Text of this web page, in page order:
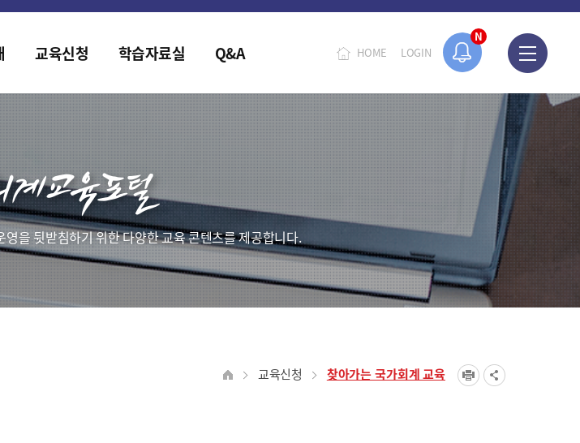
N
편되었습니다.
HOME LOGIN
교육신청 학습자료실 Q&A
을 뒷받침하기 위한 다양한 교육 콘텐츠를 제공합니다.
교육신청 찾아가는 국가회계 교육